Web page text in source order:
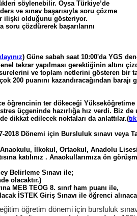
söylenebilir. Oysa Türkiye’de
ve sınav başarısıyla soru çözme
ilişki olduğunu gösteriyor.
soru çözdürerek başarılarını
) Güne sabah saat 10:00'da YGS
tekrar yapılması gerektiğinin altını
ve toplam netlerini gösteren bir
200 puanını kazandıracağından
ter dökeceği Yükseköğretime
üçgeninde hazırlığa hız verdi. Biz de
dikkat edilecek noktaları da anlattılar.(
2018 Dönemi için Bursluluk sınavı veya
İlkokul, Ortaokul, Anadolu
katılınız . Anaokullarımıza ön
Belirleme Sınavı ile;
olacaktır.)
MEB TEOG 8. sınıf ham puanı ile,
İSTEK Giriş Sınavı ile öğrenci
öğretim dönemi için bursluluk